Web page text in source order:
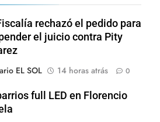
rechazó el pedido para
el juicio contra Pity
EL SOL
14 horas atrás 0
full LED en Florencio